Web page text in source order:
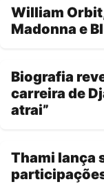
William
Madonna e
Biografia
carreira de
atrai”
Thami lança